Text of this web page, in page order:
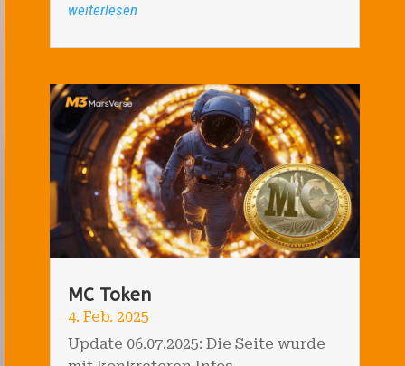
weiterlesen
MC Token
4. Feb. 2025
Update 06.07.2025: Die Seite wurde